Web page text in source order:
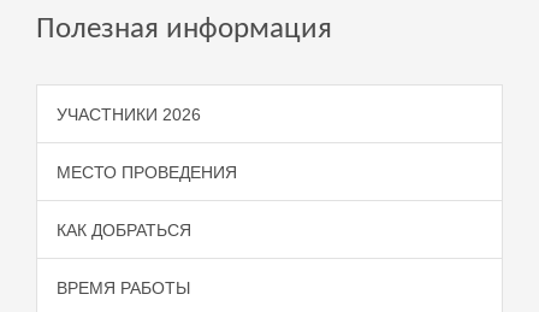
Полезная информация
УЧАСТНИКИ 2026
МЕСТО ПРОВЕДЕНИЯ
КАК ДОБРАТЬСЯ
ВРЕМЯ РАБОТЫ